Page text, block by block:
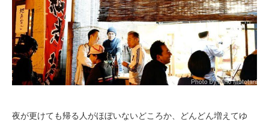
夜が更けても帰る人がほぼいないどころか、どんどん増えてゆ